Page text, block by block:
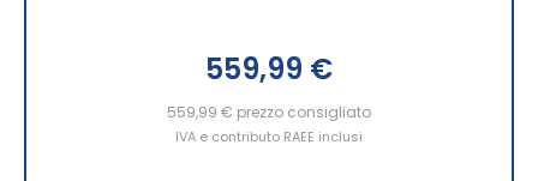
559,99 €
559,99 € prezzo consigliato
IVA e contributo RAEE inclusi